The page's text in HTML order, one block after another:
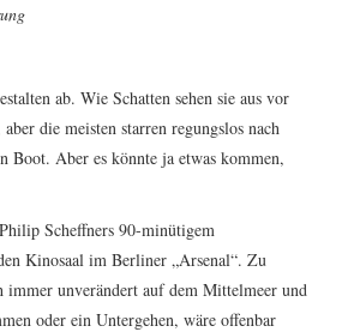
ab. Wie Schatten sehen sie aus vor
die meisten starren regungslos nach
Boot. Aber es könnte ja etwas kommen,
Scheffners 90-minütigem
Kinosaal im Berliner „Arsenal“. Zu
immer unverändert auf dem Mittelmeer und
oder ein Untergehen, wäre offenbar